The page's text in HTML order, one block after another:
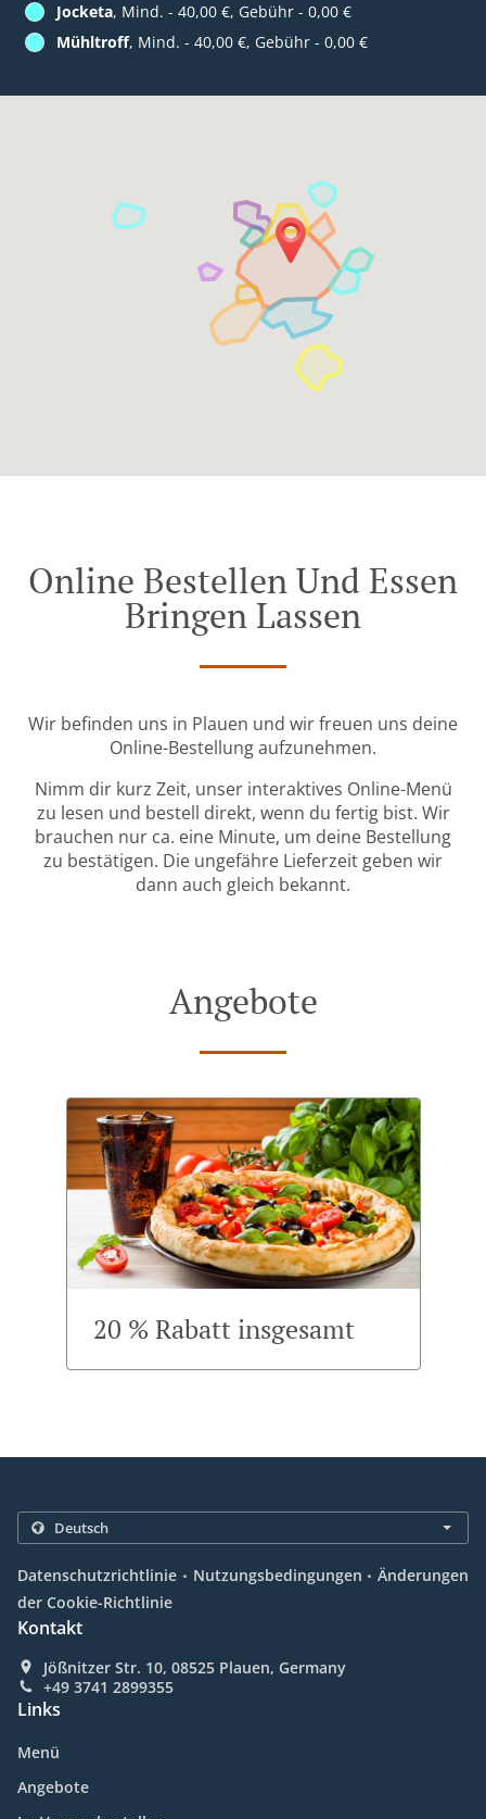
Jocketa, Mind. - 40,00 €, Gebühr - 0,00 €
Mühltroff, Mind. - 40,00 €, Gebühr - 0,00 €
Online Bestellen Und Essen
Bringen Lassen
Wir befinden uns in Plauen und wir freuen uns deine
Online-Bestellung aufzunehmen.
Nimm dir kurz Zeit, unser interaktives Online-Menü
zu lesen und bestell direkt, wenn du fertig bist. Wir
brauchen nur ca. eine Minute, um deine Bestellung
zu bestätigen. Die ungefähre Lieferzeit geben wir
dann auch gleich bekannt.
Angebote
20 % Rabatt insgesamt
Datenschutzrichtlinie . Nutzungsbedingungen . Änderungen
der Cookie-Richtlinie
Kontakt
Jößnitzer Str. 10, 08525 Plauen, Germany
+49 3741 2899355
Links
Menü
Angebote